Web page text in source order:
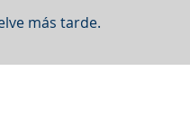
más tarde.